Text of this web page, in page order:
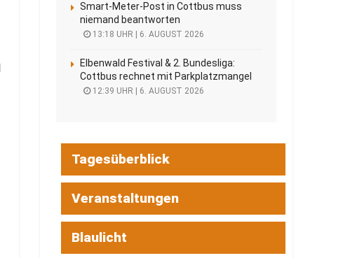
Smart-Meter-Post in Cottbus muss
niemand beantworten
13:18 UHR | 6. AUGUST 2026
Elbenwald Festival & 2. Bundesliga:
Cottbus rechnet mit Parkplatzmangel
12:39 UHR | 6. AUGUST 2026
Tagesüberblick
Veranstaltungen
Blaulicht